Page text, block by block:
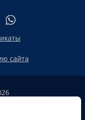
сайта
офертой